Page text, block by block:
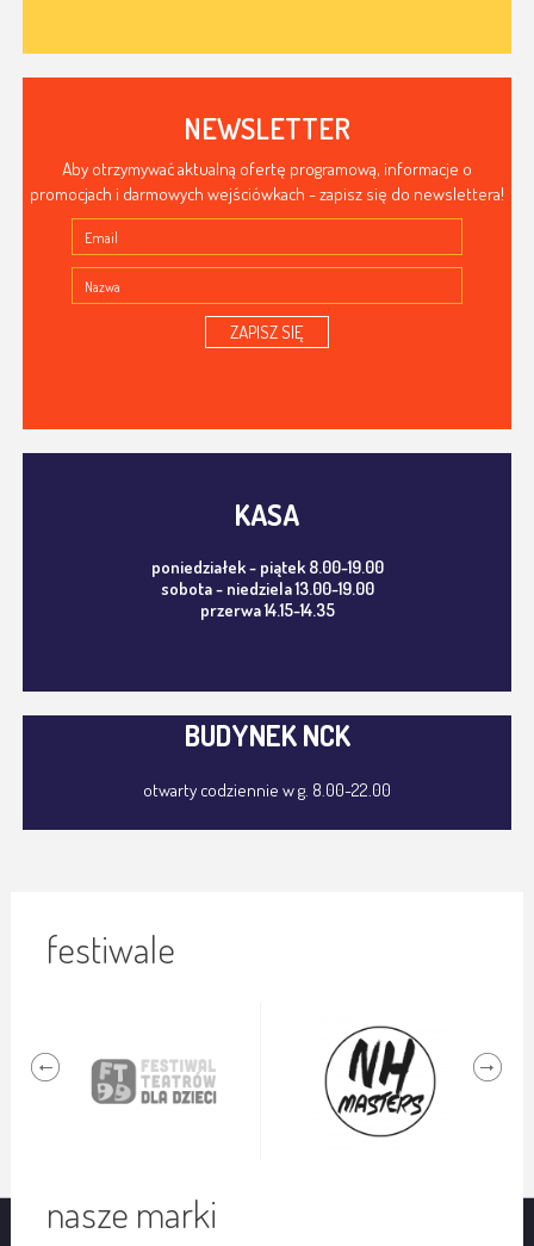
NEWSLETTER
Aby otrzymywać aktualną ofertę programową, informacje o
promocjach i darmowych wejściówkach - zapisz się do newslettera!
ZAPISZ SIĘ
KASA
poniedziałek - piątek 8.00-19.00
sobota - niedziela 13.00-19.00
przerwa 14.15-14.35
BUDYNEK NCK
otwarty codziennie w g. 8.00-22.00
festiwale
nasze marki